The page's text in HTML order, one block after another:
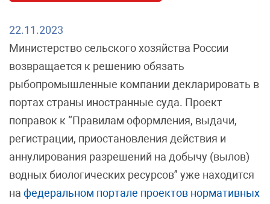
22.11.2023
Министерство сельского хозяйства России
возвращается к решению обязать
рыбопромышленные компании декларировать в
портах страны иностранные суда. Проект
поправок к “Правилам оформления, выдачи,
регистрации, приостановления действия и
аннулирования разрешений на добычу (вылов)
водных биологических ресурсов” уже находится
на федеральном портале проектов нормативных